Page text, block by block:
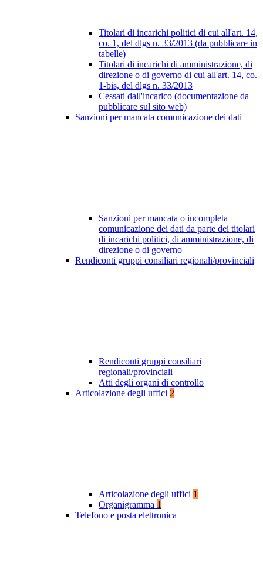
Titolari di incarichi politici di cui all'art. 14,
co. 1, del dlgs n. 33/2013 (da pubblicare in
tabelle)
Titolari di incarichi di amministrazione, di
direzione o di governo di cui all'art. 14, co.
1-bis, del dlgs n. 33/2013
Cessati dall'incarico (documentazione da
pubblicare sul sito web)
Sanzioni per mancata comunicazione dei dati
Sanzioni per mancata o incompleta
comunicazione dei dati da parte dei titolari
di incarichi politici, di amministrazione, di
direzione o di governo
Rendiconti gruppi consiliari regionali/provinciali
Rendiconti gruppi consiliari
regionali/provinciali
Atti degli organi di controllo
Articolazione degli uffici 2
Articolazione degli uffici 1
Organigramma 1
Telefono e posta elettronica